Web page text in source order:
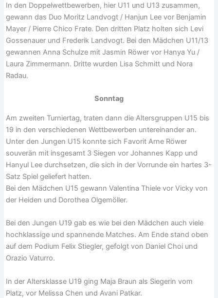
In den Doppelwettbewerben, hier U11 und U13 zusammen,
gewann das Duo Moritz Landvogt / Hanjun Lee vor Benjamin
Mayer / Pierre Chico Frate. Den dritten Platz holten sich Levi
Gossenauer und Frederik Landvogt. Bei den Mädchen U11/13
gewannen Anna Schulze mit Jasmin Röwer vor Hanya Yu /
Laura Zimmermann. Dritte wurden Lisa Schmitt und Nora
Radau.
Sonntag
Am zweiten Turniertag, traten dann die Altersgruppen U15 bis
19 in den verschiedenen Wettbewerben untereinander an.
Unter den Jungen U15 konnte sich Favorit Arne Röwer
souverän mit insgesamt 3 Siegen vor Johannes Kapp und
Hanyul Lee durchsetzen, die sich in der Vorrunde ein hartes 3-
Satz Spiel geliefert hatten.
Bei den Mädchen U15 gewann Valentina Thiele vor Vicky von
der Heiden und Dorothea Olgemöller.
Bei den Jungen U19 gab es wie bei den Mädchen auch viele
hochklassige und spannende Matches. Am Ende stand oben
auf dem Podium Felix Stiegler, gefolgt von Daniel Choi und
Orazio Vaturro.
In der Altersklasse U19 ging Maja Braun als Siegerin vom
Platz, vor Melissa Chen und Avani Patkar.